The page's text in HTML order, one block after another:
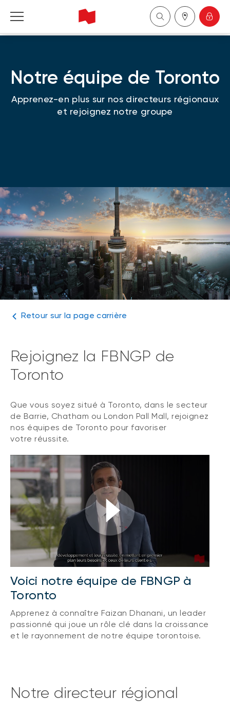
English
中国
Notre équipe de Toronto
Apprenez-en plus sur nos directeurs régionaux
et rejoignez notre groupe
Retour sur la page carrière
Rejoignez la FBNGP de
Toronto
Que vous soyez situé à Toronto, dans le secteur
de Barrie, Chatham ou London Pall Mall, rejoignez
nos équipes de Toronto pour favoriser
votre réussite.
Voici notre équipe de FBNGP à
Toronto
Apprenez à connaître Faizan Dhanani, un leader
passionné qui joue un rôle clé dans la croissance
et le rayonnement de notre équipe torontoise.
Notre directeur régional